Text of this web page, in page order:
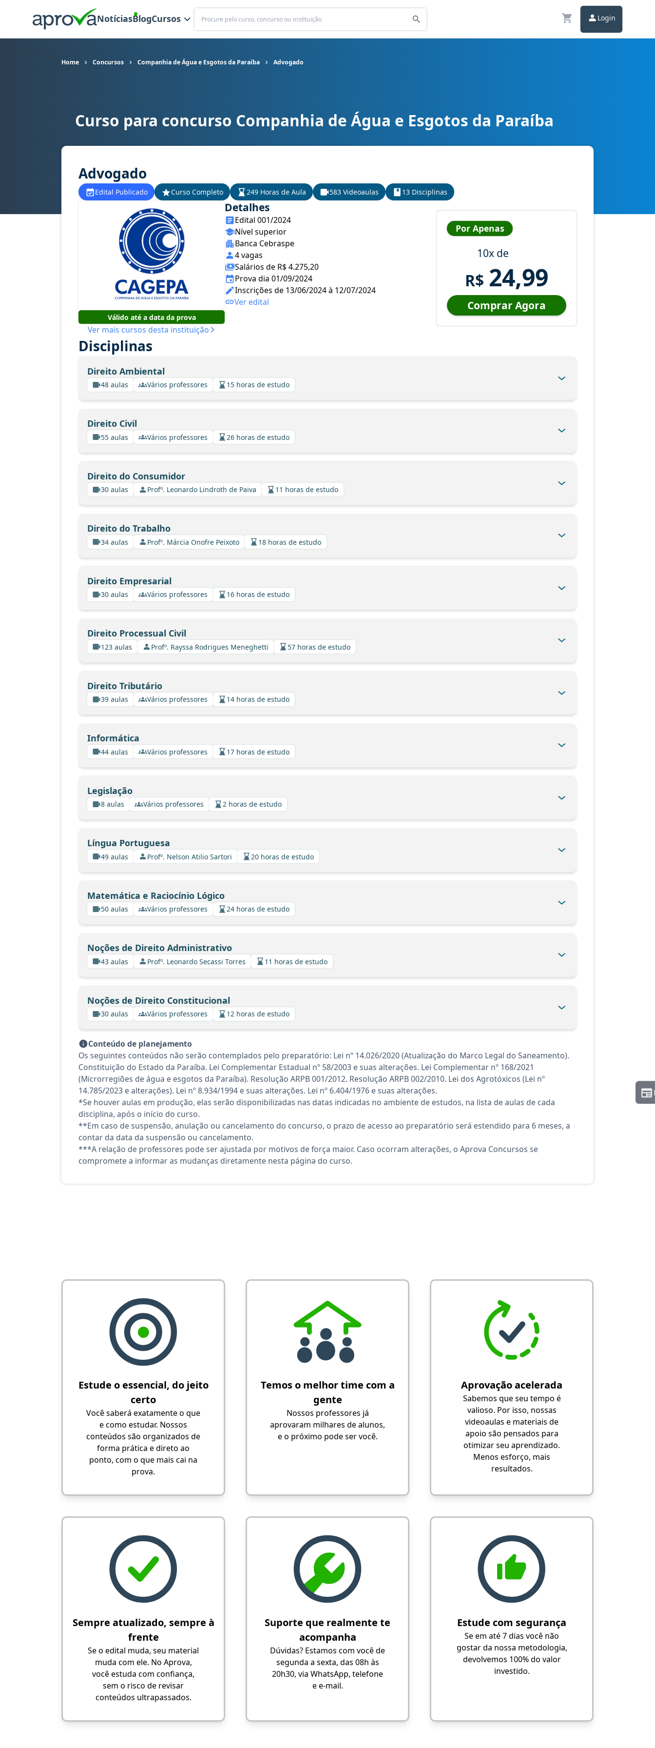
NotíciasBlogCursos
Buscar
Login
Home Concursos Companhia de Água e Esgotos da Paraíba Advogado
Curso para concurso CAGEPA - Companhia de Água e Esgotos da Paraíba cargo Advogado
Curso para concurso Companhia de Água e Esgotos da Paraíba
Advogado
Edital Publicado Curso Completo 249 Horas de Aula 583 Videoaulas 13 Disciplinas
Válido até a data da prova
Ver mais cursos desta instituição
Detalhes
Edital 001/2024
Nível superior
Banca Cebraspe
4 vagas
Salários de R$ 4.275,20
Prova dia 01/09/2024
Inscrições de 13/06/2024 à 12/07/2024
Ver edital
Por Apenas
10x de
R$ 24,99
Comprar Agora
Disciplinas
Direito Ambiental
48 aulas Vários professores 15 horas de estudo
Direito Civil
55 aulas Vários professores 26 horas de estudo
Direito do Consumidor
30 aulas Profº. Leonardo Lindroth de Paiva 11 horas de estudo
Direito do Trabalho
34 aulas Profº. Márcia Onofre Peixoto 18 horas de estudo
Direito Empresarial
30 aulas Vários professores 16 horas de estudo
Direito Processual Civil
123 aulas Profº. Rayssa Rodrigues Meneghetti 57 horas de estudo
Direito Tributário
39 aulas Vários professores 14 horas de estudo
Informática
44 aulas Vários professores 17 horas de estudo
Legislação
8 aulas Vários professores 2 horas de estudo
Língua Portuguesa
49 aulas Profº. Nelson Atilio Sartori 20 horas de estudo
Matemática e Raciocínio Lógico
50 aulas Vários professores 24 horas de estudo
Noções de Direito Administrativo
43 aulas Profº. Leonardo Secassi Torres 11 horas de estudo
Noções de Direito Constitucional
30 aulas Vários professores 12 horas de estudo
Conteúdo de planejamento
Os seguintes conteúdos não serão contemplados pelo preparatório: Lei nº 14.026/2020 (Atualização do Marco Legal do Saneamento).
Constituição do Estado da Paraíba. Lei Complementar Estadual nº 58/2003 e suas alterações. Lei Complementar nº 168/2021
(Microrregiões de água e esgotos da Paraíba). Resolução ARPB 001/2012. Resolução ARPB 002/2010. Lei dos Agrotóxicos (Lei nº
14.785/2023 e alterações). Lei nº 8.934/1994 e suas alterações. Lei nº 6.404/1976 e suas alterações.
*Se houver aulas em produção, elas serão disponibilizadas nas datas indicadas no ambiente de estudos, na lista de aulas de cada
disciplina, após o início do curso.
**Em caso de suspensão, anulação ou cancelamento do concurso, o prazo de acesso ao preparatório será estendido para 6 meses, a
contar da data da suspensão ou cancelamento.
***A relação de professores pode ser ajustada por motivos de força maior. Caso ocorram alterações, o Aprova Concursos se
compromete a informar as mudanças diretamente nesta página do curso.
Estude o essencial, do jeito
certo
Você saberá exatamente o que
e como estudar. Nossos
conteúdos são organizados de
forma prática e direto ao
ponto, com o que mais cai na
prova.
Temos o melhor time com a
gente
Nossos professores já
aprovaram milhares de alunos,
e o próximo pode ser você.
Aprovação acelerada
Sabemos que seu tempo é
valioso. Por isso, nossas
videoaulas e materiais de
apoio são pensados para
otimizar seu aprendizado.
Menos esforço, mais
resultados.
Sempre atualizado, sempre à
frente
Se o edital muda, seu material
muda com ele. No Aprova,
você estuda com confiança,
sem o risco de revisar
conteúdos ultrapassados.
Suporte que realmente te
acompanha
Dúvidas? Estamos com você de
segunda a sexta, das 08h às
20h30, via WhatsApp, telefone
e e-mail.
Estude com segurança
Se em até 7 dias você não
gostar da nossa metodologia,
devolvemos 100% do valor
investido.